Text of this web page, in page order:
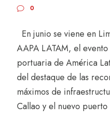
0
En junio se viene en
AAPA LATAM, el
portuaria de América
del destaque de las
máximos de
Callao y el nuevo puerto